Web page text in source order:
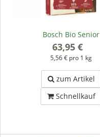
Bosch Bio Senior
63,95 €
5,56 € pro 1 kg
zum Artikel
Schnellkauf